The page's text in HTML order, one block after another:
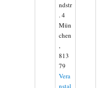
ndstr
. 4
Mün
chen
,
813
79
Vera